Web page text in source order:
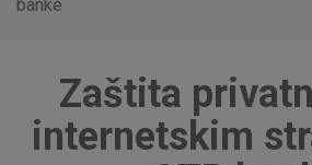
Srednja i velika poduzeća
Faktoring
banke
Zaštita
internetskim